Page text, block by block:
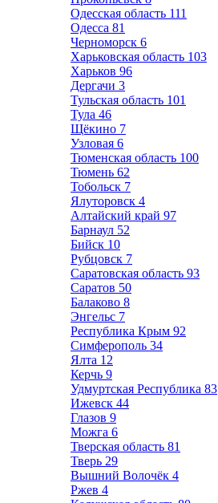
Одесская область 111
Одесса 81
Черноморск 6
Харьковская область 103
Харьков 96
Дергачи 3
Тульская область 101
Тула 46
Щёкино 7
Узловая 6
Тюменская область 100
Тюмень 62
Тобольск 7
Ялуторовск 4
Алтайский край 97
Барнаул 52
Бийск 10
Рубцовск 7
Саратовская область 93
Саратов 50
Балаково 8
Энгельс 7
Республика Крым 92
Симферополь 34
Ялта 12
Керчь 9
Удмуртская Республика 83
Ижевск 44
Глазов 9
Можга 6
Тверская область 81
Тверь 29
Вышний Волочёк 4
Ржев 4